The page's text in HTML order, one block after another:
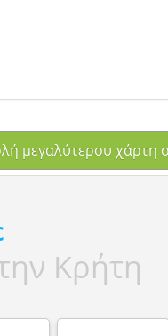
μεγαλύτερου χάρτη
Κρήτη